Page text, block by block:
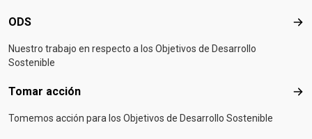
ODS
Nuestro trabajo en respecto a los Objetivos de Desarrollo
Sostenible
Tomar acción
Tomemos acción para los Objetivos de Desarrollo Sostenible